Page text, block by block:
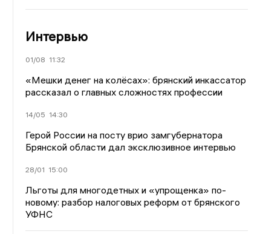
Интервью
01/08 11:32
«Мешки денег на колёсах»: брянский инкассатор
рассказал о главных сложностях профессии
14/05 14:30
Герой России на посту врио замгубернатора
Брянской области дал эксклюзивное интервью
28/01 15:00
Льготы для многодетных и «упрощенка» по-
новому: разбор налоговых реформ от брянского
УФНС